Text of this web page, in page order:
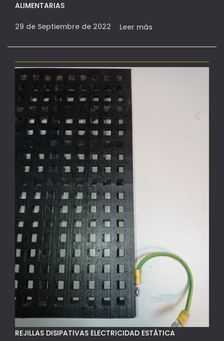
ALIMENTARIAS
29 de Septiembre de 2022 Leer más
REJILLAS DISIPATIVAS ELECTRICIDAD ESTÁTICA